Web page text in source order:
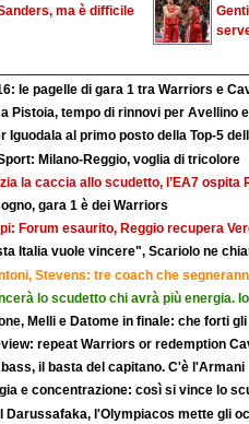
ma è difficile
le pagelle di gara 1 tra Warriors e
Pistoia, tempo di rinnovi per Avellino
Iguodala al primo posto della Top-5
Milano-Reggio, voglia di tricolore
la caccia allo scudetto, l’EA7 ospita
gara 1 è dei Warriors
Forum esaurito, Reggio recupera
Italia vuole vincere", Scariolo ne
Stevens: tre coach che
lo scudetto chi avrà più energia.
Melli e Datome in finale: che forti
repeat Warriors or redemption
il basta del capitano. C'è l'Armani
e concentrazione: così si vince lo
Darussafaka, l'Olympiacos mette gli